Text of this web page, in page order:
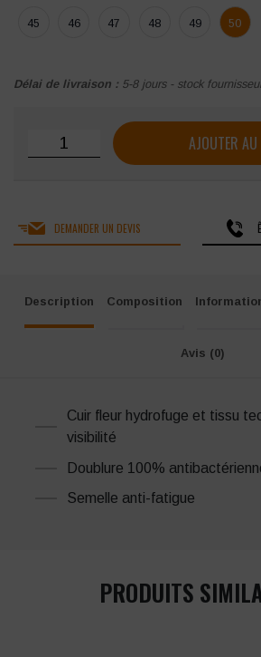
45 46 47 48 49 50
Délai de livraison : 5-8 jours - stock
quantité de Chaussures de sécurité
AJOUTER AU
DEMANDER UN DEVIS
Description Composition
Avis (0)
Cuir fleur hydrofuge et tissu
visibilité
Doublure 100%
Semelle anti-fatigue
PRODUITS